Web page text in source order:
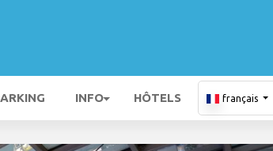
INFO HÔTELS français